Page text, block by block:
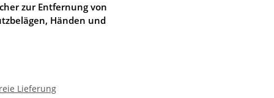
zur Entfernung von
Händen und
Lieferung